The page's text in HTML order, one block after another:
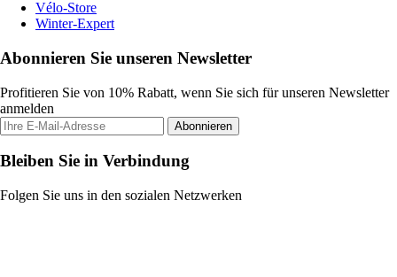
Vélo-Store
Winter-Expert
Abonnieren Sie unseren Newsletter
Profitieren Sie von 10% Rabatt, wenn Sie sich für unseren Newsletter
anmelden
Abonnieren
Bleiben Sie in Verbindung
Folgen Sie uns in den sozialen Netzwerken